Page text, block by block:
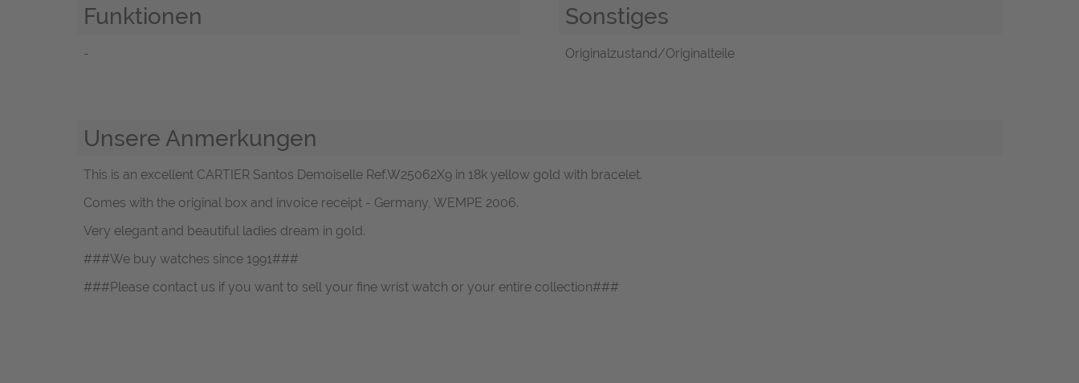
Funktionen
-
Sonstiges
Originalzustand/Originalteile
Unsere Anmerkungen
This is an excellent CARTIER Santos Demoiselle Ref.W25062X9 in 18k yellow gold with bracelet.
Comes with the original box and invoice receipt - Germany, WEMPE 2006.
Very elegant and beautiful ladies dream in gold.
###We buy watches since 1991###
###Please contact us if you want to sell your fine wrist watch or your entire collection###